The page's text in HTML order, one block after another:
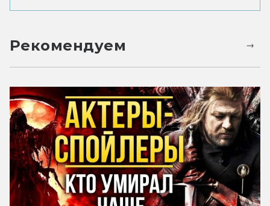
Рекомендуем